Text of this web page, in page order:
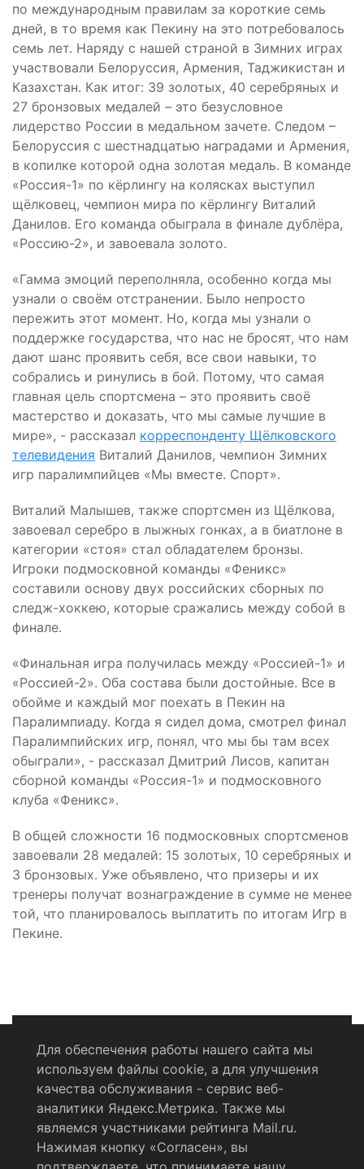
по международным правилам за короткие семь
дней, в то время как Пекину на это потребовалось
семь лет. Наряду с нашей страной в Зимних играх
участвовали Белоруссия, Армения, Таджикистан и
Казахстан. Как итог: 39 золотых, 40 серебряных и
27 бронзовых медалей – это безусловное
лидерство России в медальном зачете. Следом –
Белоруссия с шестнадцатью наградами и Армения,
в копилке которой одна золотая медаль. В команде
«Россия-1» по кёрлингу на колясках выступил
щёлковец, чемпион мира по кёрлингу Виталий
Данилов. Его команда обыграла в финале дублёра,
«Россию-2», и завоевала золото.
«Гамма эмоций переполняла, особенно когда мы
узнали о своём отстранении. Было непросто
пережить этот момент. Но, когда мы узнали о
поддержке государства, что нас не бросят, что нам
дают шанс проявить себя, все свои навыки, то
собрались и ринулись в бой. Потому, что самая
главная цель спортсмена – это проявить своё
мастерство и доказать, что мы самые лучшие в
мире», - рассказал корреспонденту Щёлковского
телевидения Виталий Данилов, чемпион Зимних
игр паралимпийцев «Мы вместе. Спорт».
Виталий Малышев, также спортсмен из Щёлкова,
завоевал серебро в лыжных гонках, а в биатлоне в
категории «стоя» стал обладателем бронзы.
Игроки подмосковной команды «Феникс»
составили основу двух российских сборных по
следж-хоккею, которые сражались между собой в
финале.
«Финальная игра получилась между «Россией-1» и
«Россией-2». Оба состава были достойные. Все в
обойме и каждый мог поехать в Пекин на
Паралимпиаду. Когда я сидел дома, смотрел финал
Паралимпийских игр, понял, что мы бы там всех
обыграли», - рассказал Дмитрий Лисов, капитан
сборной команды «Россия-1» и подмосковного
клуба «Феникс».
В общей сложности 16 подмосковных спортсменов
завоевали 28 медалей: 15 золотых, 10 серебряных и
3 бронзовых. Уже объявлено, что призеры и их
тренеры получат вознаграждение в сумме не менее
той, что планировалось выплатить по итогам Игр в
Пекине.
Политика конфиденциальности
Согласие на обработку персональных данных
RSS-лента
Для обеспечения работы нашего сайта мы
используем файлы cookie, а для улучшения
качества обслуживания - сервис веб-
аналитики Яндекс.Метрика. Также мы
являемся участниками рейтинга Mail.ru.
Нажимая кнопку «Согласен», вы